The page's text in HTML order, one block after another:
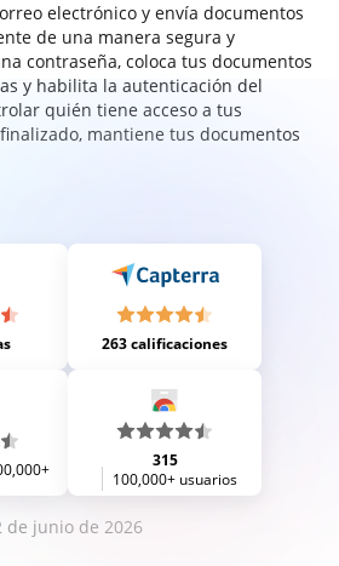
electrónico y envía documentos
de una manera segura y
contraseña, coloca tus documentos
y habilita la autenticación del
quién tiene acceso a tus
mantiene tus documentos
263 calificaciones
315
100,000+ usuarios
de junio de 2026